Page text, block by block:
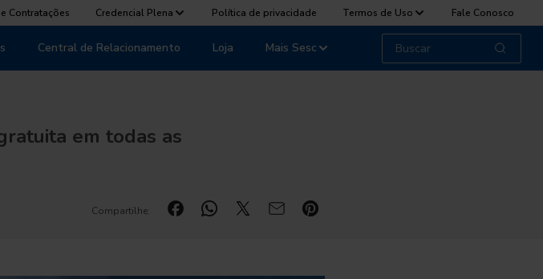
Contratações Credencial Plena Política de privacidade Termos de Uso Fale Conosco
Central de Relacionamento Loja Mais Sesc
em todas as
Compartilhe: